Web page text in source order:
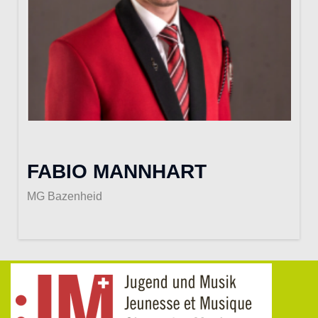
FABIO MANNHART
MG Bazenheid